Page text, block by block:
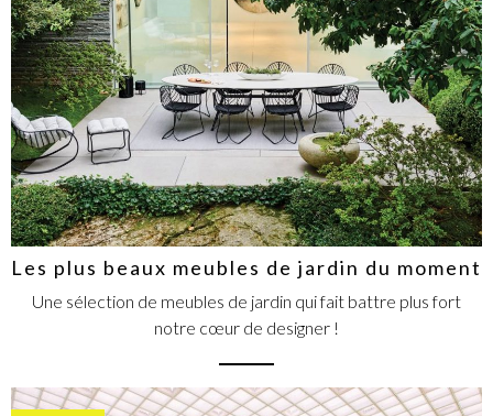
Les plus beaux meubles de jardin du moment
Une sélection de meubles de jardin qui fait battre plus fort
notre cœur de designer !